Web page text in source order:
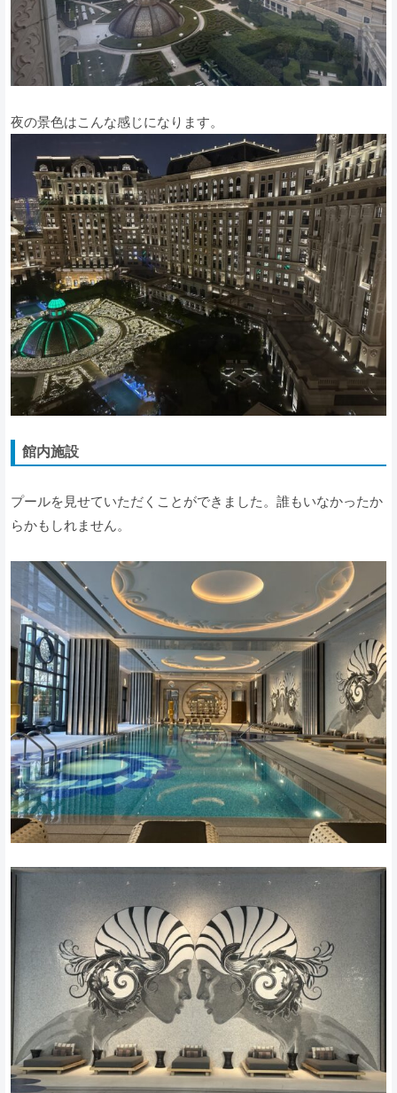
夜の景色はこんな感じになります。
館内施設
プールを見せていただくことができました。誰もいなかったか
らかもしれません。